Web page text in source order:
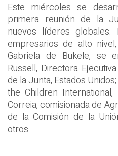
Este miércoles se
primera reunión de la
nuevos líderes
empresarios de alto
Gabriela de Bukele, se
Russell, Directora
de la Junta, Estados
the Children
Correia, comisionada de
de la Comisión de la
otros.